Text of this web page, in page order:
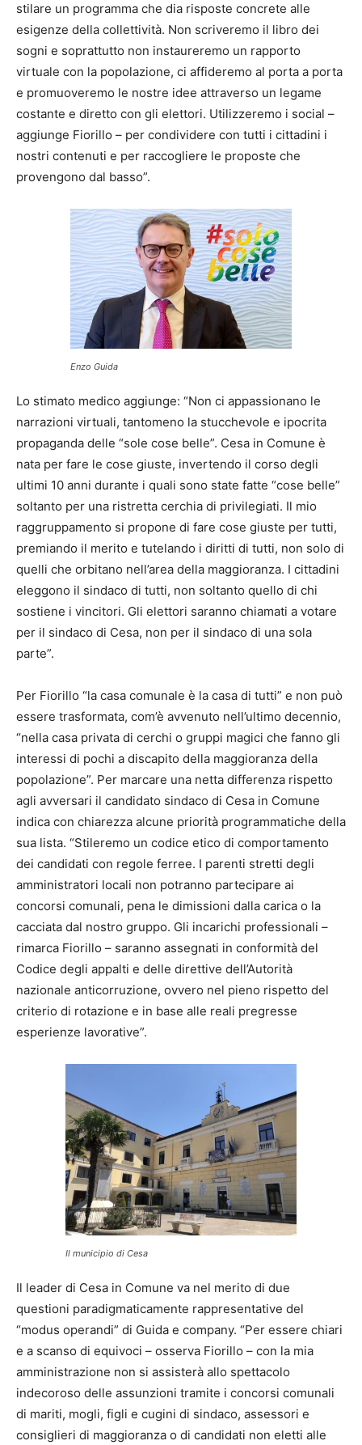
stilare un programma che dia risposte concrete alle
esigenze della collettività. Non scriveremo il libro dei
sogni e soprattutto non instaureremo un rapporto
virtuale con la popolazione, ci affideremo al porta a porta
e promuoveremo le nostre idee attraverso un legame
costante e diretto con gli elettori. Utilizzeremo i social –
aggiunge Fiorillo – per condividere con tutti i cittadini i
nostri contenuti e per raccogliere le proposte che
provengono dal basso”.
Enzo Guida
Lo stimato medico aggiunge: “Non ci appassionano le
narrazioni virtuali, tantomeno la stucchevole e ipocrita
propaganda delle “sole cose belle”. Cesa in Comune è
nata per fare le cose giuste, invertendo il corso degli
ultimi 10 anni durante i quali sono state fatte “cose belle”
soltanto per una ristretta cerchia di privilegiati. Il mio
raggruppamento si propone di fare cose giuste per tutti,
premiando il merito e tutelando i diritti di tutti, non solo di
quelli che orbitano nell’area della maggioranza. I cittadini
eleggono il sindaco di tutti, non soltanto quello di chi
sostiene i vincitori. Gli elettori saranno chiamati a votare
per il sindaco di Cesa, non per il sindaco di una sola
parte”.
Per Fiorillo “la casa comunale è la casa di tutti” e non può
essere trasformata, com’è avvenuto nell’ultimo decennio,
“nella casa privata di cerchi o gruppi magici che fanno gli
interessi di pochi a discapito della maggioranza della
popolazione”. Per marcare una netta differenza rispetto
agli avversari il candidato sindaco di Cesa in Comune
indica con chiarezza alcune priorità programmatiche della
sua lista. “Stileremo un codice etico di comportamento
dei candidati con regole ferree. I parenti stretti degli
amministratori locali non potranno partecipare ai
concorsi comunali, pena le dimissioni dalla carica o la
cacciata dal nostro gruppo. Gli incarichi professionali –
rimarca Fiorillo – saranno assegnati in conformità del
Codice degli appalti e delle direttive dell’Autorità
nazionale anticorruzione, ovvero nel pieno rispetto del
criterio di rotazione e in base alle reali pregresse
esperienze lavorative”.
Il municipio di Cesa
Il leader di Cesa in Comune va nel merito di due
questioni paradigmaticamente rappresentative del
“modus operandi” di Guida e company. “Per essere chiari
e a scanso di equivoci – osserva Fiorillo – con la mia
amministrazione non si assisterà allo spettacolo
indecoroso delle assunzioni tramite i concorsi comunali
di mariti, mogli, figli e cugini di sindaco, assessori e
consiglieri di maggioranza o di candidati non eletti alle